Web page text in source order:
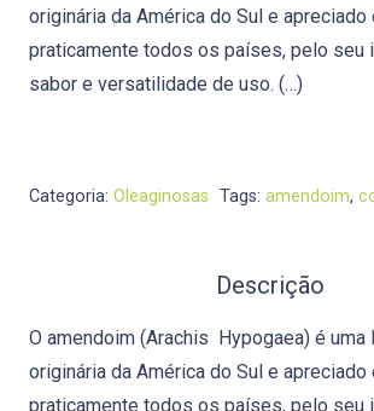
originária da América do Sul e apreciado
praticamente todos os países, pelo seu
sabor e versatilidade de uso. (…)
Categoria: Oleaginosas Tags: amendoim,
Descrição
O amendoim (Arachis Hypogaea) é uma
originária da América do Sul e apreciado
praticamente todos os países, pelo seu